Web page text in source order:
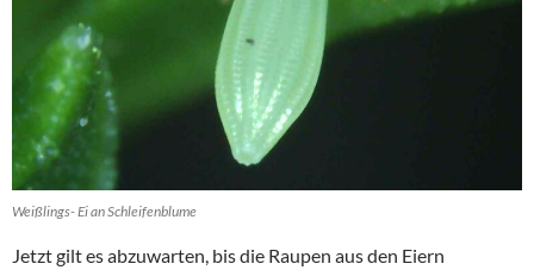
Weißlings- Ei an Schleifenblume
Jetzt gilt es abzuwarten, bis die Raupen aus den Eiern